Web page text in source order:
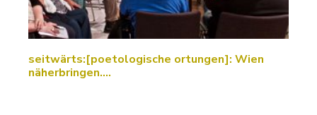
seitwärts:[poetologische ortungen]: Wien
näherbringen....